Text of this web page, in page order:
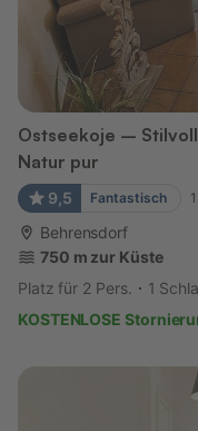
Ostseekoje –
Natur pur
9,5 Fantastisch
Behrensdorf
750 m zur Küste
Platz für 2 Pers.
1
KOSTENLOSE